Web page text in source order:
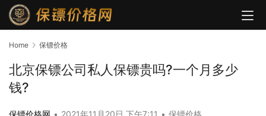
Home 保镖价格
北京保镖公司私人保镖贵吗?一个月多少
钱?